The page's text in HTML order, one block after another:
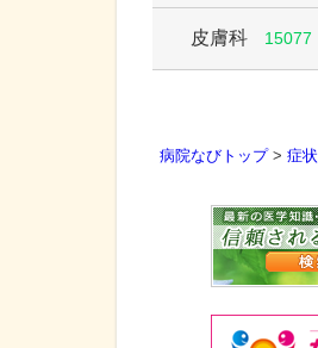
皮膚科 15077
病院なびトップ> 症状